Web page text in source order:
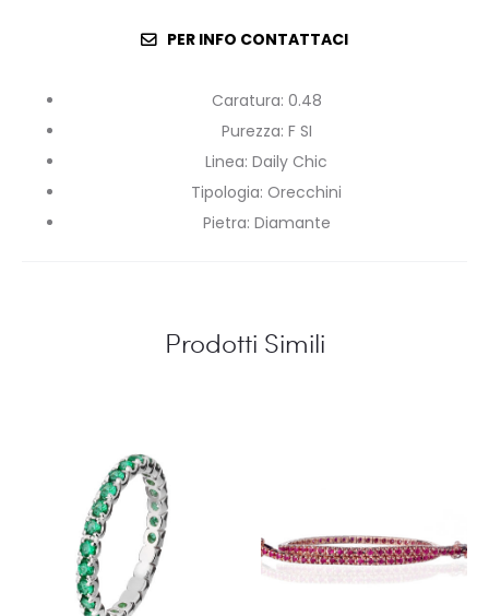
PER INFO CONTATTACI
Caratura: 0.48
Purezza: F SI
Linea: Daily Chic
Tipologia: Orecchini
Pietra: Diamante
Prodotti Simili